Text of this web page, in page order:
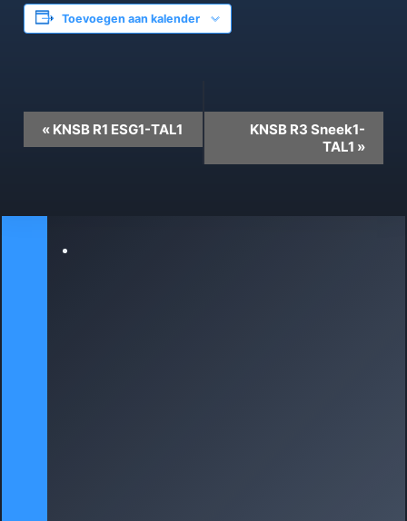
Toevoegen aan kalender
Evenement
Navigatie
«KNSB R1 ESG1-TAL1
KNSB R3 Sneek1-
TAL1 »